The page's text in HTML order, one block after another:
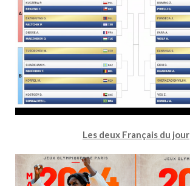
Les deux Français du jour